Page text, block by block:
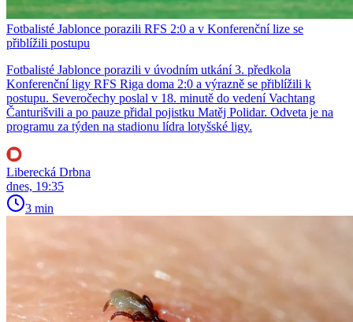
Fotbalisté Jablonce porazili RFS 2:0 a v Konferenční lize se
přiblížili postupu
Fotbalisté Jablonce porazili v úvodním utkání 3. předkola
Konferenční ligy RFS Riga doma 2:0 a výrazně se přiblížili k
postupu. Severočechy poslal v 18. minutě do vedení Vachtang
Čanturišvili a po pauze přidal pojistku Matěj Polidar. Odveta je na
programu za týden na stadionu lídra lotyšské ligy.
Liberecká Drbna
dnes, 19:35
3 min